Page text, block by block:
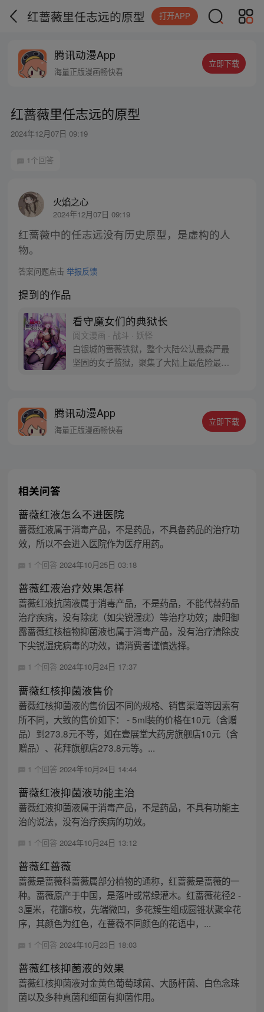
红蔷薇里任志远的原型 打开APP
腾讯动漫App
海量正版漫画畅快看
立即下载
红蔷薇里任志远的原型
2024年12月07日 09:19
1个回答
火焰之心
2024年12月07日 09:19
红蔷薇中的任志远没有历史原型，是虚构的人
物。
答案问题点击 举报反馈
提到的作品
看守魔女们的典狱长
阅文漫画 · 战斗 · 妖怪
白银城的蔷薇铁狱，整个大陆公认最森严最
坚固的女子监狱，聚集了大陆上最危险最穷
者啊！我只是一个穿越到他身上的普通人，
上面说的那些战斗技能，我都不会啊……
腾讯动漫App
海量正版漫画畅快看
立即下载
相关问答
蔷薇红液怎么不进医院
蔷薇红液属于消毒产品，不是药品，不具备药品的治疗功
效，所以不会进入医院作为医疗用药。
1 个回答 2024年10月25日 03:18
蔷薇红液治疗效果怎样
蔷薇红液抗菌液属于消毒产品，不是药品，不能代替药品
治疗疾病，没有除疣（如尖锐湿疣）等治疗功效；康阳御
露蔷薇红核植物抑菌液也属于消毒产品，没有治疗清除皮
下尖锐湿疣病毒的功效，请消费者谨慎选择。
1 个回答 2024年10月24日 17:37
蔷薇红核抑菌液售价
蔷薇红核抑菌液的售价因不同的规格、销售渠道等因素有
所不同，大致的售价如下： - 5ml装的价格在10元（含赠
品）到273.8元不等，如在壹展堂大药房旗舰店10元（含
赠品）、花拜旗舰店273.8元等。...
1 个回答 2024年10月24日 14:44
蔷薇红液抑菌液功能主治
蔷薇红液抑菌液属于消毒产品，不是药品，不具有功能主
治的说法，没有治疗疾病的功效。
1 个回答 2024年10月24日 13:12
蔷薇红蔷薇
蔷薇是蔷薇科蔷薇属部分植物的通称，红蔷薇是蔷薇的一
种。蔷薇原产于中国，是落叶或常绿灌木。红蔷薇花径2 -
3厘米，花瓣5枚，先端微凹，多花簇生组成圆锥状聚伞花
序，其颜色为红色，在蔷薇不同颜色的花语中，...
1 个回答 2024年10月23日 18:03
蔷薇红核抑菌液的效果
蔷薇红核抑菌液对金黄色葡萄球菌、大肠杆菌、白色念珠
菌以及多种真菌和细菌有抑菌作用。